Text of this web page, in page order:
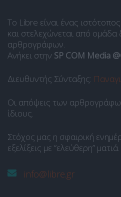
Το Libre είναι ένας
και στελεχώνεται από
αρθρογράφων.
Ανήκει στην SP COM Media
Διευθυντής Σύνταξης:
Οι απόψεις των
ίδιους.
Στόχος μας η σφαιρική
εξελίξεις με “ελεύθερη” ματιά.
info@libre.gr